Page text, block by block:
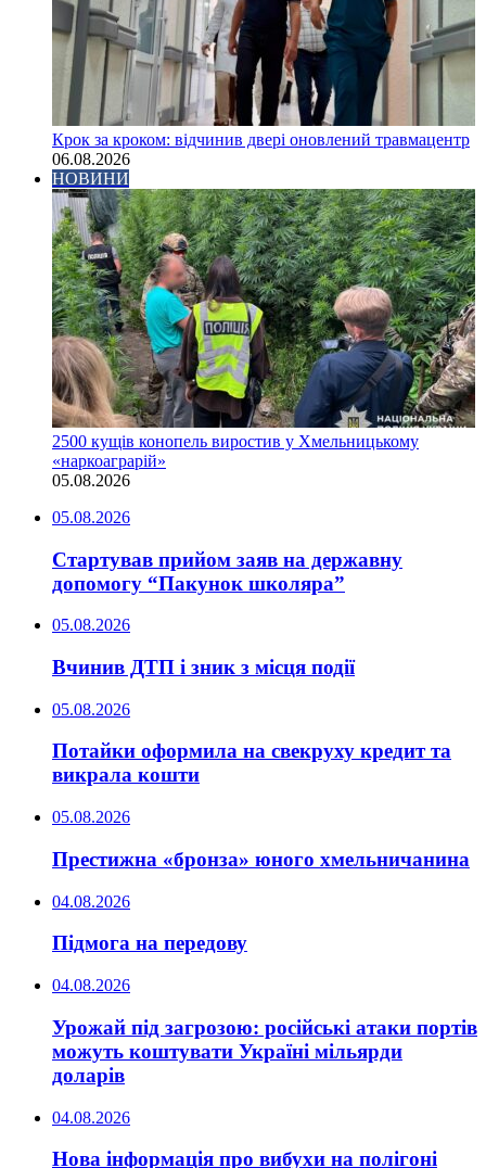
Крок за кроком: відчинив двері оновлений травмацентр
06.08.2026
НОВИНИ
2500 кущів конопель виростив у Хмельницькому
«наркоаграрій»
05.08.2026
05.08.2026
Стартував прийом заяв на державну
допомогу “Пакунок школяра”
05.08.2026
Вчинив ДТП і зник з місця події
05.08.2026
Потайки оформила на свекруху кредит та
викрала кошти
05.08.2026
Престижна «бронза» юного хмельничанина
04.08.2026
Підмога на передову
04.08.2026
Урожай під загрозою: російські атаки портів
можуть коштувати Україні мільярди
доларів
04.08.2026
Нова інформація про вибухи на полігоні